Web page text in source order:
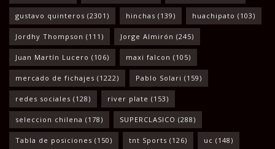
gustavo quinteros (2301) hinchas (139) huachipato (103)
Jordhy Thompson (111) Jorge Almirón (245)
Juan Martín Lucero (106) maxi falcon (105)
mercado de fichajes (1222) Pablo Solari (159)
redes sociales (128) river plate (153)
seleccion chilena (178) SUPERCLASICO (288)
Tabla de posiciones (150) tnt Sports (126) uc (148)